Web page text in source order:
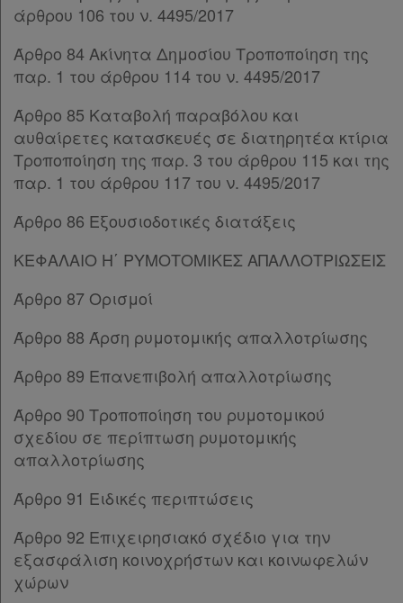
Παρ.1
Άρθρο 150
Άρθρο 151
[-]
Παρ.2
Παρ.3
Παρ.4
Άρθρο 152
Άρθρο 153
Άρθρο 154
ΚΕΦΑΛΑΙΟ ΙΓ΄ [-]
Παρ.1
Παρ.3
Παρ.4
Παρ.5
Παρ.6
Άρθρο 156 [-]
Παρ.1
Παρ.2α
Παρ.4
Παρ.5
άρθρου 106 του ν. 4495/2017
Άρθρο 84 Ακίνητα Δημοσίου Τροποποίηση της
παρ. 1 του άρθρου 114 του ν. 4495/2017
Άρθρο 85 Καταβολή παραβόλου και
αυθαίρετες κατασκευές σε διατηρητέα κτίρια
Τροποποίηση της παρ. 3 του άρθρου 115 και της
παρ. 1 του άρθρου 117 του ν. 4495/2017
Άρθρο 86 Εξουσιοδοτικές διατάξεις
ΚΕΦΑΛΑΙΟ Η΄ ΡΥΜΟΤΟΜΙΚΕΣ ΑΠΑΛΛΟΤΡΙΩΣΕΙΣ
Άρθρο 87 Ορισμοί
Άρθρο 88 Άρση ρυμοτομικής απαλλοτρίωσης
Άρθρο 89 Επανεπιβολή απαλλοτρίωσης
Άρθρο 90 Τροποποίηση του ρυμοτομικού
σχεδίου σε περίπτωση ρυμοτομικής
απαλλοτρίωσης
Άρθρο 91 Ειδικές περιπτώσεις
Άρθρο 92 Επιχειρησιακό σχέδιο για την
εξασφάλιση κοινοχρήστων και κοινωφελών
χώρων